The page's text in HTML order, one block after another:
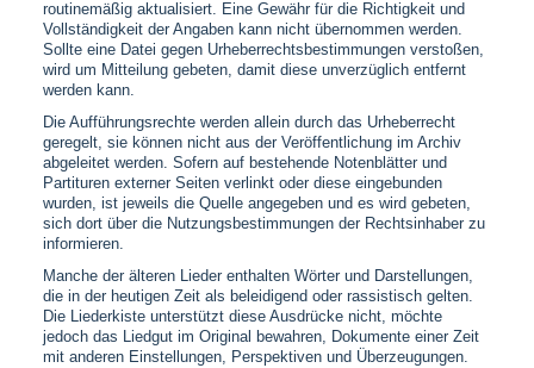
routinemäßig aktualisiert. Eine Gewähr für die Richtigkeit und
Vollständigkeit der Angaben kann nicht übernommen werden.
Sollte eine Datei gegen Urheberrechtsbestimmungen verstoßen,
wird um Mitteilung gebeten, damit diese unverzüglich entfernt
werden kann.
Die Aufführungsrechte werden allein durch das Urheberrecht
geregelt, sie können nicht aus der Veröffentlichung im Archiv
abgeleitet werden. Sofern auf bestehende Notenblätter und
Partituren externer Seiten verlinkt oder diese eingebunden
wurden, ist jeweils die Quelle angegeben und es wird gebeten,
sich dort über die Nutzungsbestimmungen der Rechtsinhaber zu
informieren.
Manche der älteren Lieder enthalten Wörter und Darstellungen,
die in der heutigen Zeit als beleidigend oder rassistisch gelten.
Die Liederkiste unterstützt diese Ausdrücke nicht, möchte
jedoch das Liedgut im Original bewahren, Dokumente einer Zeit
mit anderen Einstellungen, Perspektiven und Überzeugungen.